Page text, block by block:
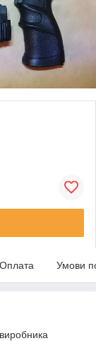
Оплата Умови